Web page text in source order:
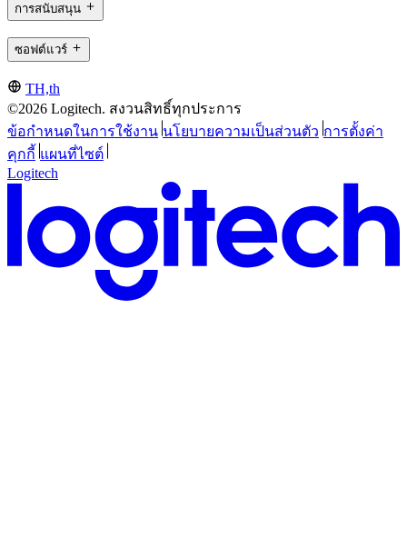
การสนับสนุน
ซอฟต์แวร์
TH,th
©2026 Logitech. สงวนสิทธิ์ทุกประการ
ข้อกำหนดในการใช้งาน นโยบายความเป็นส่วนตัว การตั้งค่า
คุกกี้ แผนที่ไซต์
Logitech